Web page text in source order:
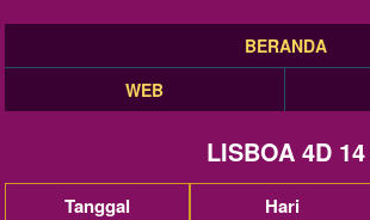
BERANDA
WEB
LISBOA 4D 14
Tanggal Hari